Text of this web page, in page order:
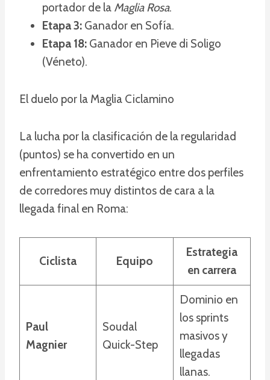
portador de la Maglia Rosa.
Etapa 3: Ganador en Sofía.
Etapa 18: Ganador en Pieve di Soligo
(Véneto).
El duelo por la Maglia Ciclamino
La lucha por la clasificación de la regularidad
(puntos) se ha convertido en un
enfrentamiento estratégico entre dos perfiles
de corredores muy distintos de cara a la
llegada final en Roma:
Ciclista Equipo
Estrategia
en carrera
Paul
Magnier
Soudal
Quick-Step
Dominio en
los sprints
masivos y
llegadas
llanas.